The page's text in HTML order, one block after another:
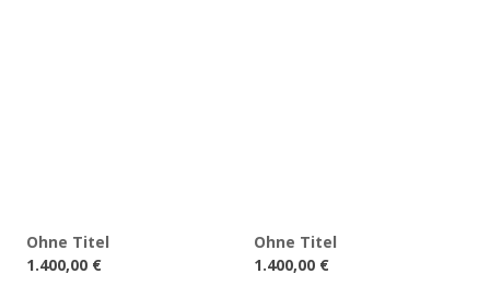
Ohne Titel
1.400,00 €
Ohne Titel
1.400,00 €